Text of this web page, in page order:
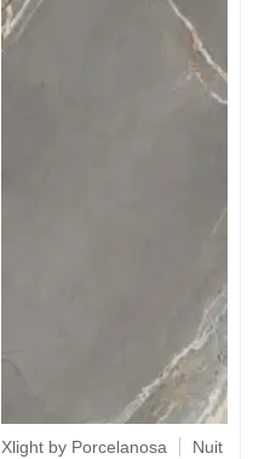
Xlight by Porcelanosa Nuit